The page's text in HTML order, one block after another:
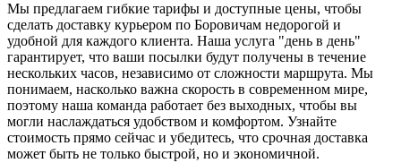
Мы предлагаем гибкие тарифы и доступные цены, чтобы
сделать доставку курьером по Боровичам недорогой и
удобной для каждого клиента. Наша услуга "день в день"
гарантирует, что ваши посылки будут получены в течение
нескольких часов, независимо от сложности маршрута. Мы
понимаем, насколько важна скорость в современном мире,
поэтому наша команда работает без выходных, чтобы вы
могли наслаждаться удобством и комфортом. Узнайте
стоимость прямо сейчас и убедитесь, что срочная доставка
может быть не только быстрой, но и экономичной.